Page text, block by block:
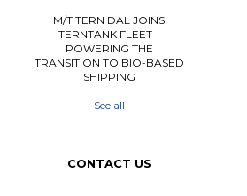
M/T TERN DAL JOINS
TERNTANK FLEET –
POWERING THE
TRANSITION TO BIO-BASED
SHIPPING
See all
CONTACT US